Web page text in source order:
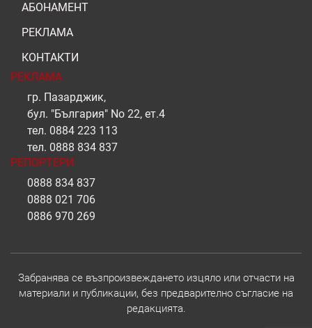
АБОНАМЕНТ
РЕКЛАМА
КОНТАКТИ
РЕКЛАМА
гр. Пазарджик,
бул. "България" No 22, ет.4
тел. 0884 223 113
тел. 0888 834 837
РЕПОРТЕРИ
0888 834 837
0888 021 706
0886 970 269
Забранява се възпроизвеждането изцяло или отчасти на
материали и публикации, без предварително съгласие на
редакцията.